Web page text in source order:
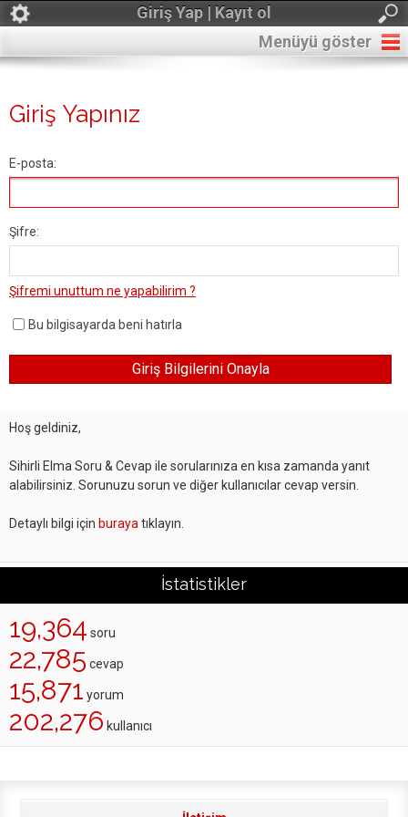
Giriş Yap | Kayıt ol
Menüyü göster
Giriş Yapınız
E-posta:
Şifre:
Şifremi unuttum ne yapabilirim ?
Bu bilgisayarda beni hatırla
Hoş geldiniz,
Sihirli Elma Soru & Cevap ile sorularınıza en kısa zamanda yanıt
alabilirsiniz. Sorunuzu sorun ve diğer kullanıcılar cevap versin.
Detaylı bilgi için buraya tıklayın.
İstatistikler
19,364 soru
22,785 cevap
15,871 yorum
202,276 kullanıcı